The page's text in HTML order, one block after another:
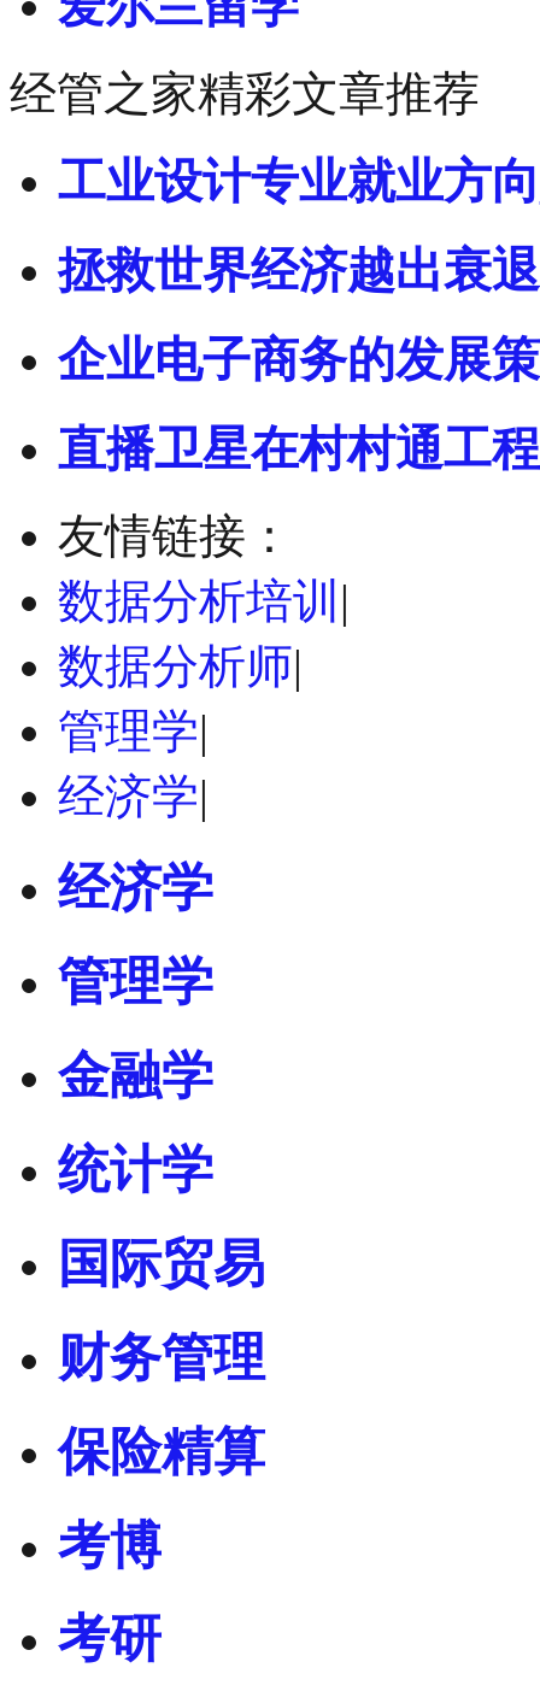
经管之家精彩文章推荐
工业设计专业就业方
拯救世界经济越出衰
企业电子商务的发展
直播卫星在村村通工
友情链接：
数据分析培训 |
数据分析师|
管理学|
经济学|
经济学
管理学
金融学
统计学
国际贸易
财务管理
保险精算
考博
考研